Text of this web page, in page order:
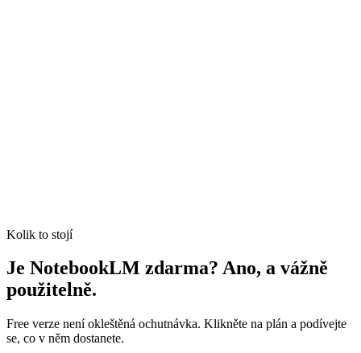
Kolik to stojí
Je NotebookLM zdarma? Ano, a vážně
použitelně.
Free verze není okleštěná ochutnávka. Klikněte na plán a podívejte
se, co v něm dostanete.